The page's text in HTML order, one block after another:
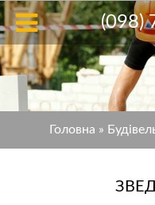
Головна »
(098)